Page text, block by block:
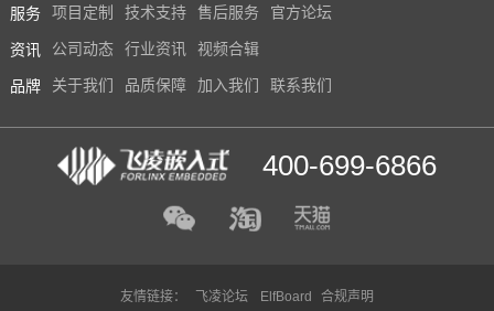
服务 项目定制 技术支持 售后服务 官方论坛
资讯 公司动态 行业资讯 视频合辑
品牌 关于我们 品质保障 加入我们 联系我们
400-699-6866
友情链接： 飞凌论坛 ElfBoard 合规声明